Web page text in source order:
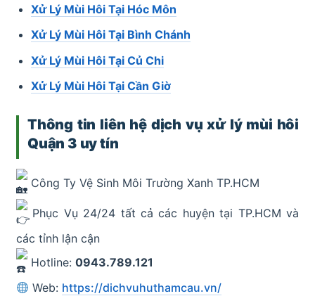
Xử Lý Mùi Hôi Tại Hóc Môn
Xử Lý Mùi Hôi Tại Bình Chánh
Xử Lý Mùi Hôi Tại Củ Chi
Xử Lý Mùi Hôi Tại Cần Giờ
Thông tin liên hệ dịch vụ xử lý mùi hôi
Quận 3 uy tín
Công Ty Vệ Sinh Môi Trường Xanh TP.HCM
Phục Vụ 24/24 tất cả các huyện tại TP.HCM và
các tỉnh lận cận
Hotline: 0943.789.121
Web: https://dichvuhuthamcau.vn/